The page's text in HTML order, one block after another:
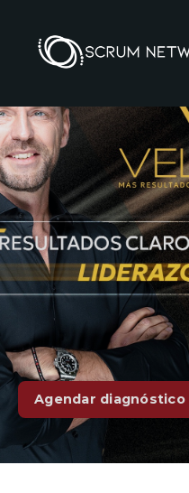
Agendar diagnóstico